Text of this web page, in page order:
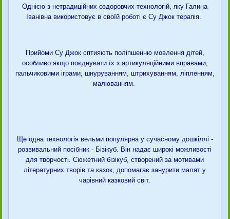
Однією з нетрадиційних оздоровчих технологій, яку Галина
Іванівна використовує в своїй роботі є Су Джок терапія.
Прийоми Су Джок сптияють поліпшенню мовлення дітей,
особливо якщо поєднувати їх з артикуляційними вправами,
пальчиковими іграми, шнуруванням, штрихуванням, ліпленням,
малюванням.
Ще одна технологія вельми популярна у сучасному дошкіллі -
розвивальний посібник - Бізікуб. Він надає широкі можливості
для творчості. Сюжетний бізікуб, створений за мотивами
літературних творів та казок, допомагає занурити малят у
чарівний казковий світ.